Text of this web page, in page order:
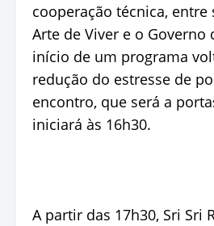
cooperação técnica, entre
Arte de Viver e o Governo
início de um programa
redução do estresse de
encontro, que será a
iniciará às 16h30.
A partir das 17h30, Sri Sri